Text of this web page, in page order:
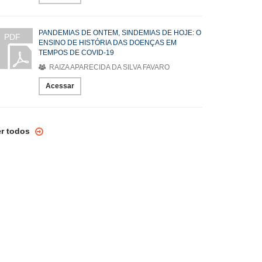
PDF
PANDEMIAS DE ONTEM, SINDEMIAS DE HOJE: O
ENSINO DE HISTÓRIA DAS DOENÇAS EM
TEMPOS DE COVID-19
RAIZA APARECIDA DA SILVA FAVARO
Acessar
todos